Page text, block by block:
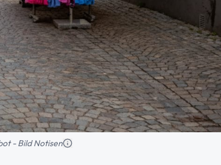
- Bild Notisen